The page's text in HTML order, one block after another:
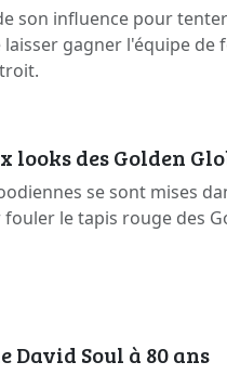
son influence pour
gagner l'équipe de
looks des Golden
se sont mises
le tapis rouge des
David Soul à 80 ans